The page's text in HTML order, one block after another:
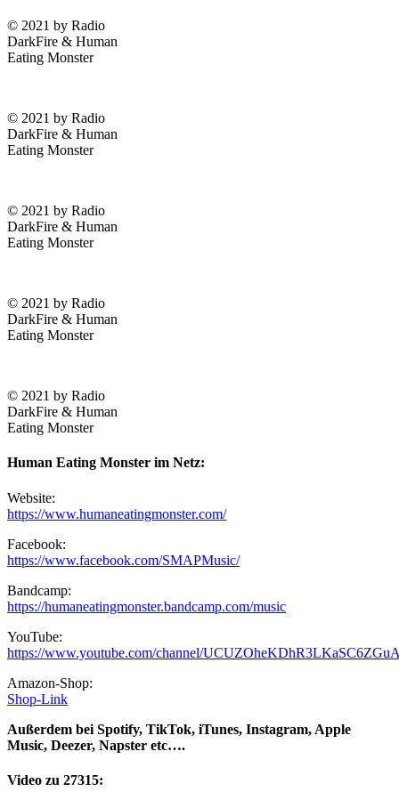
© 2021 by Radio
DarkFire & Human
Eating Monster
© 2021 by Radio
DarkFire & Human
Eating Monster
© 2021 by Radio
DarkFire & Human
Eating Monster
© 2021 by Radio
DarkFire & Human
Eating Monster
© 2021 by Radio
DarkFire & Human
Eating Monster
Human Eating Monster im Netz:
Website:
https://www.humaneatingmonster.com/
Facebook:
https://www.facebook.com/SMAPMusic/
Bandcamp:
https://humaneatingmonster.bandcamp.com/music
YouTube:
https://www.youtube.com/channel/
Amazon-Shop:
Shop-Link
Außerdem bei Spotify, TikTok, iTunes, Instagram, Apple
Music, Deezer, Napster etc….
Video zu 27315: